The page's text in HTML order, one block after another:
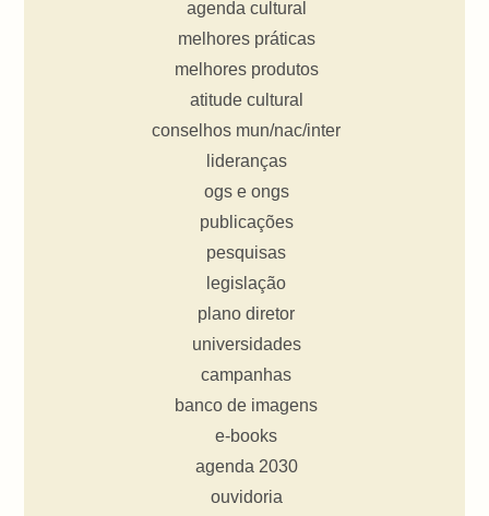
agenda cultural
melhores práticas
melhores produtos
atitude cultural
conselhos mun/nac/inter
lideranças
ogs e ongs
publicações
pesquisas
legislação
plano diretor
universidades
campanhas
banco de imagens
e-books
agenda 2030
ouvidoria